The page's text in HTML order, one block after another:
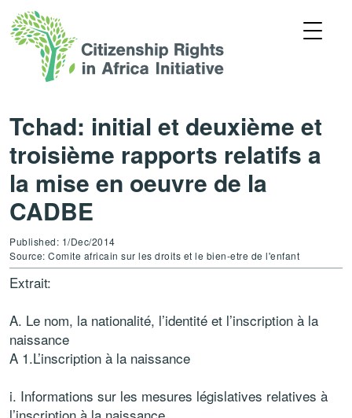
Tchad: initial et deuxième et
troisième rapports relatifs a
la mise en oeuvre de la
CADBE
Published: 1/Dec/2014
Source: Comite africain sur les droits et le bien-etre de l'enfant
Extrait:
A. Le nom, la nationalité, l’identité et l’inscription à la
naissance
A 1.L’inscription à la naissance
i. Informations sur les mesures législatives relatives à